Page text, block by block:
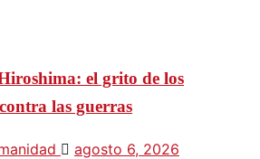
el grito de los
las guerras
agosto 6, 2026